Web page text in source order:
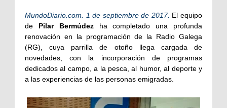
MundoDiario.com. 1 de septiembre de 2017. El equipo
de Pilar Bermúdezha completado una profunda
renovación en la programación de la Radio Galega
(RG), cuya parrilla de otoño llega cargada de
novedades, con la incorporación de programas
dedicados al campo, a la pesca, al humor, al deporte y
a las experiencias de las personas emigradas.